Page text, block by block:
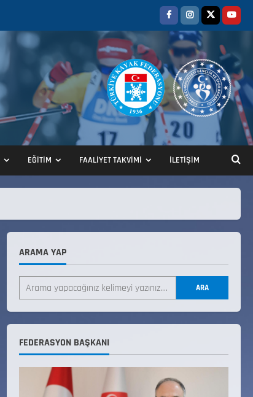
EĞİTİM FAALİYET TAKVİMİ İLETİŞİM
ARAMA YAP
ARA
FEDERASYON BAŞKANI
2
ANALİG TEKERLEKLİ KAYAK
3
TÜRKİYE ŞAMPİYONASI GÖREVLİ
LİSTESİ
Teknik Kurul ve Alt Kurul
Üyelerimiz Belirlendi
18 Temmuz 2026